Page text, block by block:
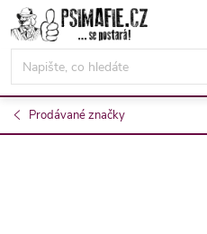
Přejít
na
obsah
Prodávané značky